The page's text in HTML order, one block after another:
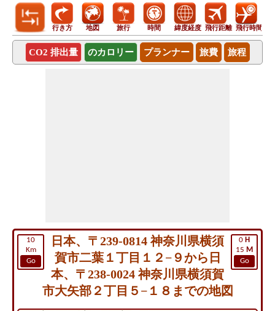
行き方 地図 旅行 時間 緯度経度 飛行距離 飛行時間
CO2 排出量 のカロリー プランナー 旅費 旅程
10
Km
Go
0 H
15 M
Go
日本、〒239-0814 神奈川県横須
賀市二葉１丁目１２−９から日
本、〒238-0024 神奈川県横須賀
市大矢部２丁目５−１８までの地図